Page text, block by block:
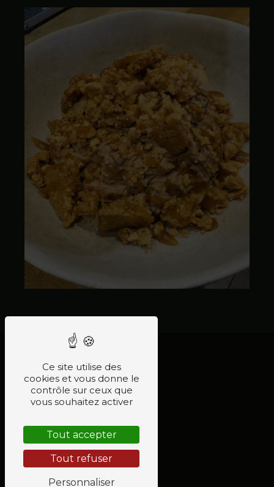
Ce site utilise des
cookies et vous donne le
contrôle sur ceux que
vous souhaitez activer
Tout accepter
Tout refuser
Personnaliser